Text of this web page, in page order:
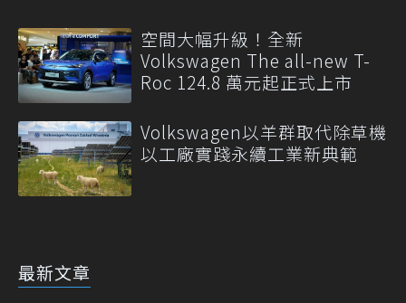
空間大幅升級！全新
Volkswagen The all-new T-
Roc 124.8 萬元起正式上市
Volkswagen以羊群取代除草機
以工廠實踐永續工業新典範
最新文章